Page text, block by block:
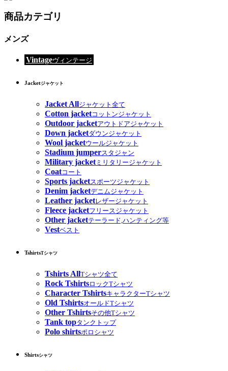
商品カテゴリ
メンズ
Vintageヴィンテージ
Jacketジャケット
Jacket Allジャケット全て
Cotton jacketコットンジャケット
Outdoor jacketアウトドアジャケット
Down jacketダウンジャケット
Wool jacketウールジャケット
Stadium jumperスタジャン
Military jacketミリタリージャケット
Coatコート
Sports jacketスポーツジャケット
Denim jacketデニムジャケット
Leather jacketレザージャケット
Fleece jacketフリースジャケット
Other jacketテーラード,ハンティング等
Vestベスト
TshirtsTシャツ
Tshirts AllTシャツ全て
Rock TshirtsロックTシャツ
Character TshirtsキャラクターTシャツ
Old TshirtsオールドTシャツ
Other Tshirtsその他Tシャツ
Tank topタンクトップ
Polo shirtsポロシャツ
Shirtsシャツ